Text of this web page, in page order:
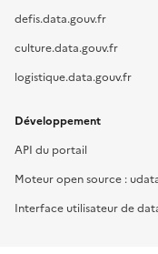
defis.data.gouv.fr
culture.data.gouv.fr
logistique.data.gouv.fr
Développement
API du portail
Moteur open source :
Interface utilisateur de